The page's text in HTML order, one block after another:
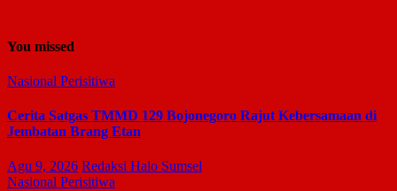
You missed
Nasional Perisitiwa
Cerita Satgas TMMD 129 Bojonegoro Rajut Kebersamaan di
Jembatan Brang Etan
Agu 9, 2026 Redaksi Halo Sumsel
Nasional Perisitiwa